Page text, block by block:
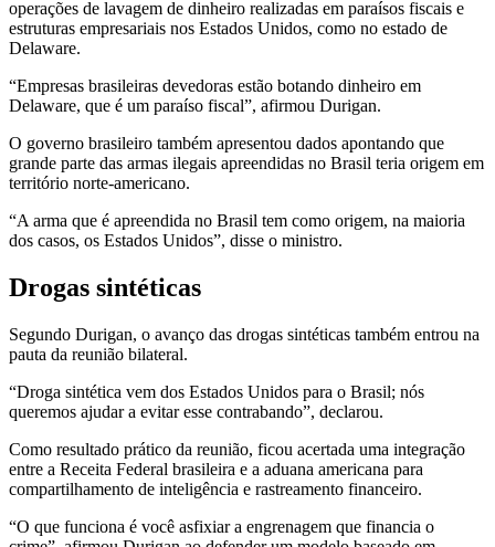
operações de lavagem de dinheiro realizadas em paraísos fiscais e
estruturas empresariais nos Estados Unidos, como no estado de
Delaware.
“Empresas brasileiras devedoras estão botando dinheiro em
Delaware, que é um paraíso fiscal”, afirmou Durigan.
O governo brasileiro também apresentou dados apontando que
grande parte das armas ilegais apreendidas no Brasil teria origem em
território norte-americano.
“A arma que é apreendida no Brasil tem como origem, na maioria
dos casos, os Estados Unidos”, disse o ministro.
Drogas sintéticas
Segundo Durigan, o avanço das drogas sintéticas também entrou na
pauta da reunião bilateral.
“Droga sintética vem dos Estados Unidos para o Brasil; nós
queremos ajudar a evitar esse contrabando”, declarou.
Como resultado prático da reunião, ficou acertada uma integração
entre a Receita Federal brasileira e a aduana americana para
compartilhamento de inteligência e rastreamento financeiro.
“O que funciona é você asfixiar a engrenagem que financia o